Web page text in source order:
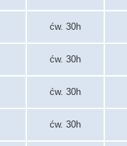
ćw. 30h
ćw. 30h
ćw. 30h
ćw. 30h